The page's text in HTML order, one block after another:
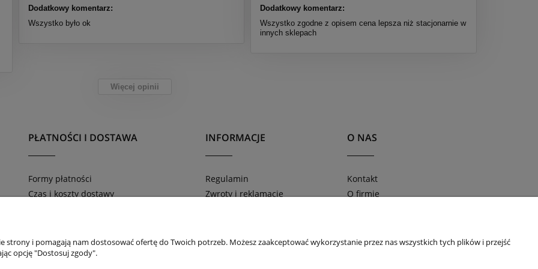
Dodatkowy komentarz:
Wszystko było ok
Dodatkowy komentarz:
Wszystko zgodne z opisem cena lepsza niż stacjonarnie w
innych sklepach
Więcej opinii
PŁATNOŚCI I DOSTAWA
Formy płatności
Czas i koszty dostawy
INFORMACJE
Regulamin
Zwroty i reklamacje
O NAS
Kontakt
O firmie
strony i pomagają nam dostosować ofertę do Twoich potrzeb. Możesz zaakceptować wykorzystanie przez nas wszystkich tych plików i przejść
opcję "Dostosuj zgody".